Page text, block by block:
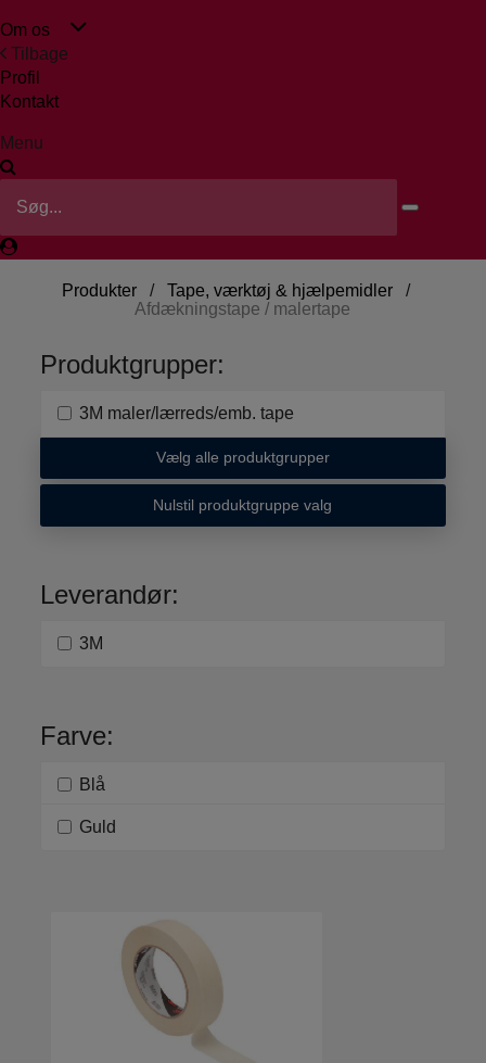
Om os
Tilbage
Profil
Kontakt
Menu
Produkter /Tape, værktøj & hjælpemidler /
Afdækningstape / malertape
Produktgrupper:
3M maler/lærreds/emb. tape
Vælg alle produktgrupper
Nulstil produktgruppe valg
Leverandør:
3M
Farve:
Blå
Guld